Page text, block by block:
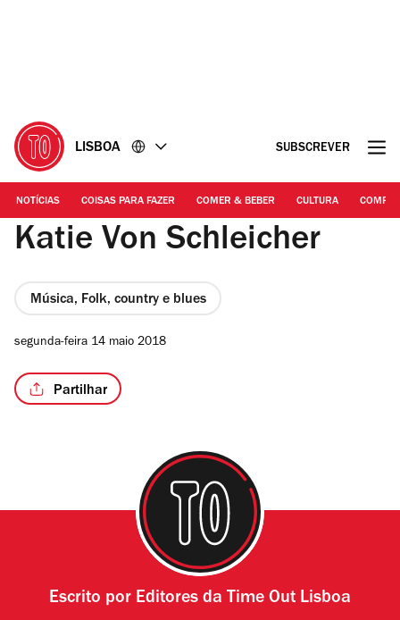
LISBOA SUBSCREVER
NOTÍCIAS COISAS PARA FAZER COMER & BEBER CULTURA
Katie Von Schleicher
Música, Folk, country e blues
segunda-feira 14 maio 2018
Partilhar
Escrito por Editores da Time Out Lisboa